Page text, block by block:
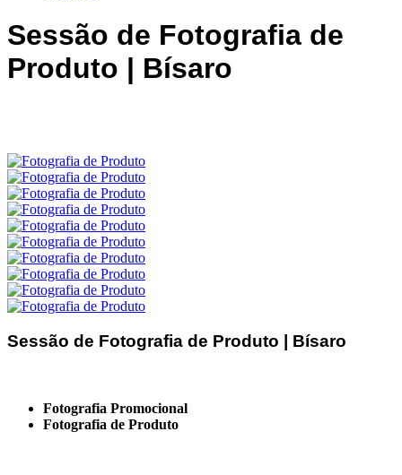
Sessão de Fotografia de
Produto | Bísaro
Sessão de Fotografia de Produto | Bísaro
Fotografia Promocional
Fotografia de Produto